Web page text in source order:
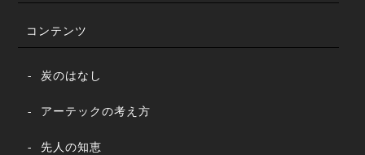
コンテンツ
- 炭のはなし
- アーテックの考え方
- 先人の知恵